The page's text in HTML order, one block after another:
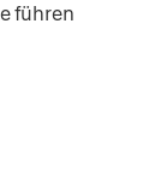
führen